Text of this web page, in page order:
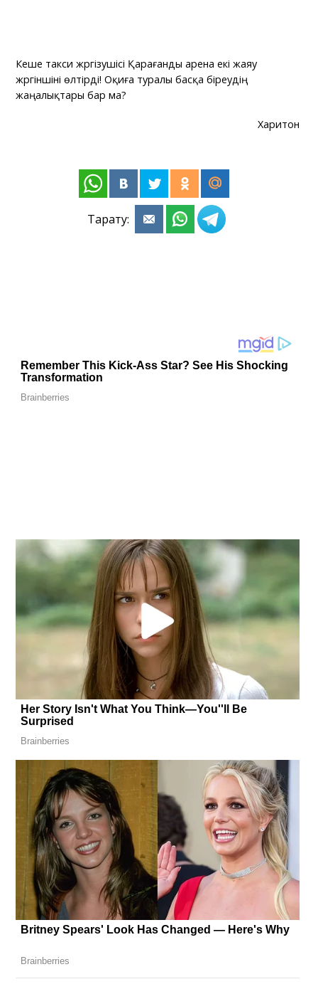
Кеше такси жүргізушісі Қарағанды арена екі жаяу
жүргіншіні өлтірді! Оқиға туралы басқа біреудің
жаңалықтары бар ма?
Харитон
Тарату: